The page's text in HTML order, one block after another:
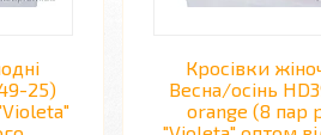
25)
Кросівки
Весна/осінь
orange (8 пар